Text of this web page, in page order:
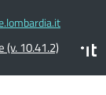
10.41.2)